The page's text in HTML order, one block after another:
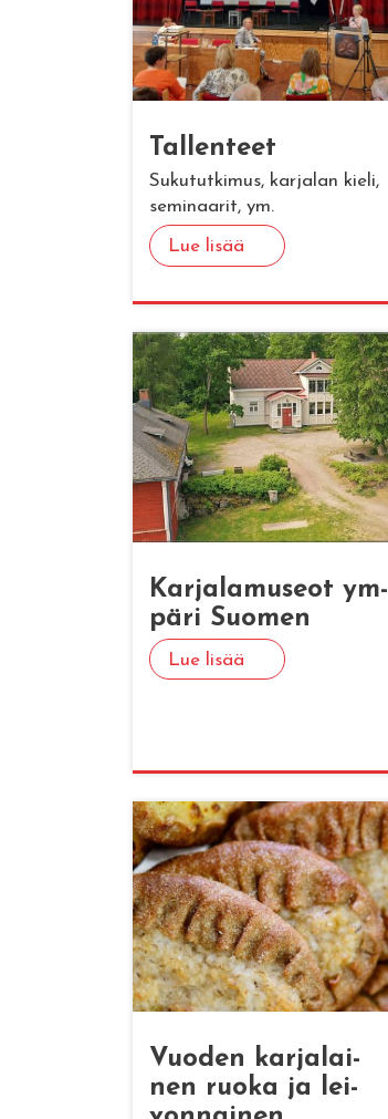
Tal­len­teet
Sukututkimus, karjalan kieli,
seminaarit, ym.
Lue lisää
Kar­ja­la­museot ym­
pä­ri Suo­men
Lue lisää
Vuo­den kar­ja­lai­
nen ruoka ja lei­